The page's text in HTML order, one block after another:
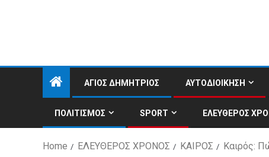
ΑΓΙΟΣ ΔΗΜΗΤΡΙΟΣ ΑΥΤΟΔΙΟΙΚΗΣΗ
ΠΟΛΙΤΙΣΜΟΣ SPORT ΕΛΕΥΘΕΡΟΣ
Home ΕΛΕΥΘΕΡΟΣ ΧΡΟΝΟΣ ΚΑΙΡΟΣ Καιρός: